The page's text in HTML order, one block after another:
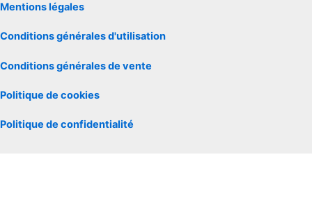
Mentions légales
Conditions générales d'utilisation
Conditions générales de vente
Politique de cookies
Politique de confidentialité